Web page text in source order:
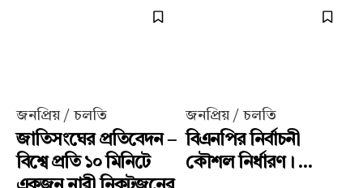
জনপ্রিয় / চলতি
জাতিসংঘের প্রতিবেদন –
বিশ্বে প্রতি ১০ মিনিটে
জনপ্রিয় / চলতি
বিএনপির নির্বাচনী
কৌশল নির্ধারণ। ...